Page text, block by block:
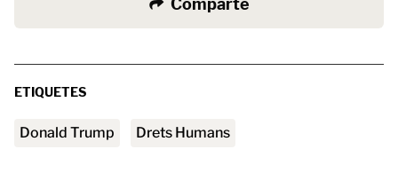
Comparte
ETIQUETES
Donald Trump Drets Humans